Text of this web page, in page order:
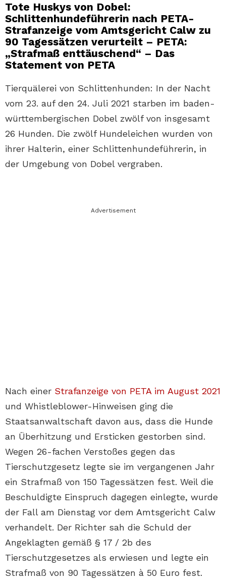
Tote Huskys von Dobel:
Schlittenhundeführerin nach PETA-
Strafanzeige vom Amtsgericht Calw zu
90 Tagessätzen verurteilt – PETA:
„Strafmaß enttäuschend“ – Das
Statement von PETA
Tierquälerei von Schlittenhunden: In der Nacht
vom 23. auf den 24. Juli 2021 starben im baden-
württembergischen Dobel zwölf von insgesamt
26 Hunden. Die zwölf Hundeleichen wurden von
ihrer Halterin, einer Schlittenhundeführerin, in
der Umgebung von Dobel vergraben.
Advertisement
Nach einer Strafanzeige von PETA im August 2021
und Whistleblower-Hinweisen ging die
Staatsanwaltschaft davon aus, dass die Hunde
an Überhitzung und Ersticken gestorben sind.
Wegen 26-fachen Verstoßes gegen das
Tierschutzgesetz legte sie im vergangenen Jahr
ein Strafmaß von 150 Tagessätzen fest. Weil die
Beschuldigte Einspruch dagegen einlegte, wurde
der Fall am Dienstag vor dem Amtsgericht Calw
verhandelt. Der Richter sah die Schuld der
Angeklagten gemäß § 17 / 2b des
Tierschutzgesetzes als erwiesen und legte ein
Strafmaß von 90 Tagessätzen à 50 Euro fest.